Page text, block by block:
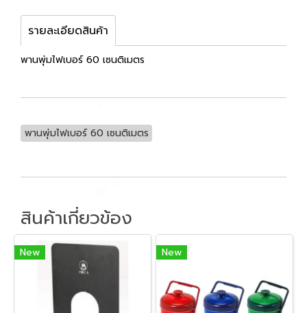
รายละเอียดสินค้า
พานพุ่มไฟเบอร์ 60 เซนติเมตร
พานพุ่มไฟเบอร์ 60 เซนติเมตร
สินค้าเกี่ยวข้อง
New New